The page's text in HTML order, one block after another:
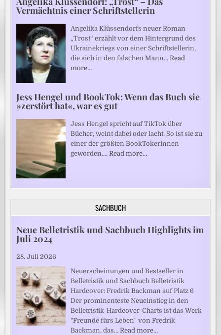
Vermächtnis einer Schriftstellerin
Angelika Klüssendorfs neuer Roman
„Trost“ erzählt vor dem Hintergrund des
Ukrainekriegs von einer Schriftstellerin,
die sich in den falschen Mann…Read
more…
Jess Hengel und BookTok: Wenn das Buch sie
»zerstört hat«, war es gut
Jess Hengel spricht auf TikTok über
Bücher, weint dabei oder lacht. So ist sie zu
einer der größten BookTokerinnen
geworden.…Read more…
SACHBUCH
Neue Belletristik und Sachbuch Highlights im
Juli 2024
28. Juli 2026
Neuerscheinungen und Bestseller in
Belletristik und Sachbuch Belletristik
Hardcover: Fredrik Backman auf Platz 6
Der prominenteste Neueinstieg in den
Belletristik-Hardcover-Charts ist das Werk
"Freunde fürs Leben" von Fredrik
Backman, das…Read more…